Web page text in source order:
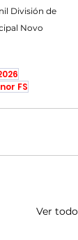
División de
Novo
FS
Ver todo